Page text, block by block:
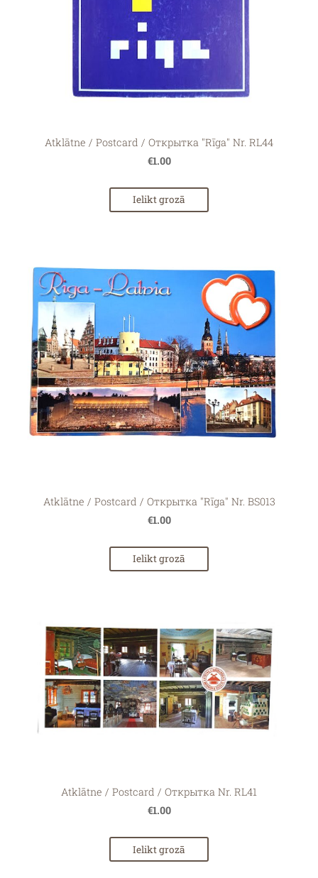
Atklātne / Postcard / Открытка "Rīga" Nr. RL44
€1.00
Ielikt grozā
Atklātne / Postcard / Открытка "Rīga" Nr. BS013
€1.00
Ielikt grozā
Atklātne / Postcard / Открытка Nr. RL41
€1.00
Ielikt grozā